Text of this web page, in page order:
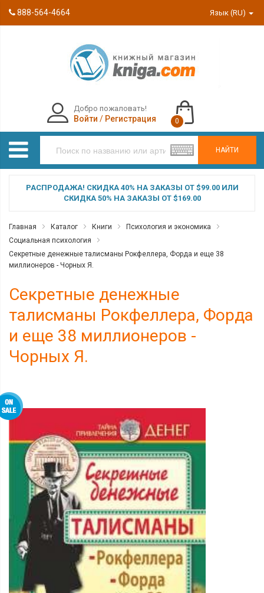
888-564-4664 Язык (RU)
НАЙТИ
Добро пожаловать!
Войти / Регистрация 0
РАСПРОДАЖА! СКИДКА 40% НА ЗАКАЗЫ ОТ $99.00 ИЛИ
СКИДКА 50% НА ЗАКАЗЫ ОТ $169.00
Главная Каталог Книги
Психология и экономика
Социальная психология
Секретные денежные талисманы Рокфеллера, Форда и еще 38
миллионеров - Чорных Я.
Секретные денежные
талисманы Рокфеллера, Форда
и еще 38 миллионеров -
Чорных Я.